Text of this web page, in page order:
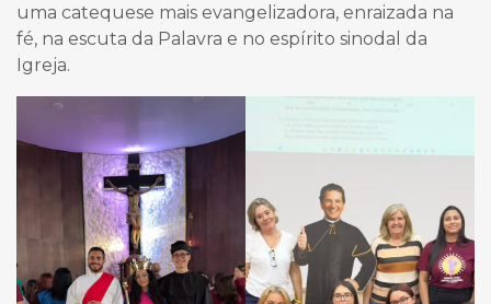
uma catequese mais evangelizadora, enraizada na
fé, na escuta da Palavra e no espírito sinodal da
Igreja.